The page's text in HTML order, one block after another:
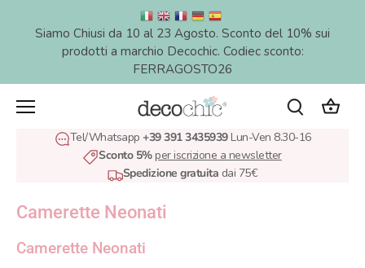
Siamo Chiusi da 10 al 23 Agosto. Sconto del 10% sui
prodotti a marchio Decochic. Codiec sconto:
FERRAGOSTO26
Tel/Whatsapp +39 391 3435939Lun-Ven 8.30-16
Sconto 5%per iscrizione a newsletter
Spedizione gratuita dai 75€
Camerette Neonati
Camerette Neonati